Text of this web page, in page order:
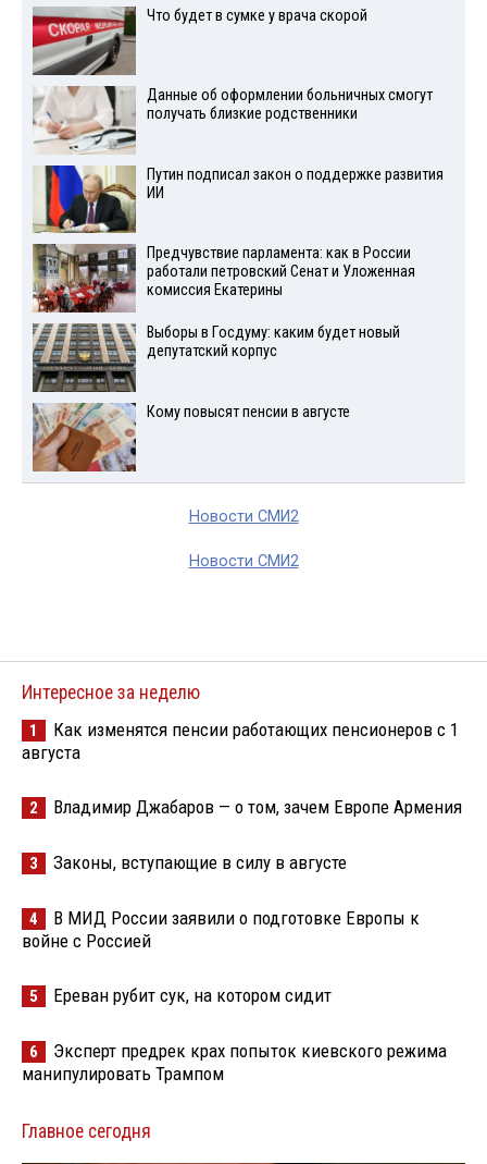
Что будет в сумке у врача скорой
Данные об оформлении больничных смогут
получать близкие родственники
Путин подписал закон о поддержке развития
ИИ
Предчувствие парламента: как в России
работали петровский Сенат и Уложенная
комиссия Екатерины
Выборы в Госдуму: каким будет новый
депутатский корпус
Кому повысят пенсии в августе
Новости СМИ2
Новости СМИ2
Интересное за неделю
1
Как изменятся пенсии работающих пенсионеров с 1
августа
2 Владимир Джабаров — о том, зачем Европе Армения
3 Законы, вступающие в силу в августе
4
В МИД России заявили о подготовке Европы к
войне с Россией
5 Ереван рубит сук, на котором сидит
6
Эксперт предрек крах попыток киевского режима
манипулировать Трампом
Главное сегодня